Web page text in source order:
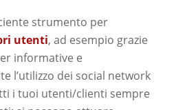
strumento per
utenti, ad esempio grazie
informative e
l’utilizzo dei social network
i tuoi utenti/clienti sempre